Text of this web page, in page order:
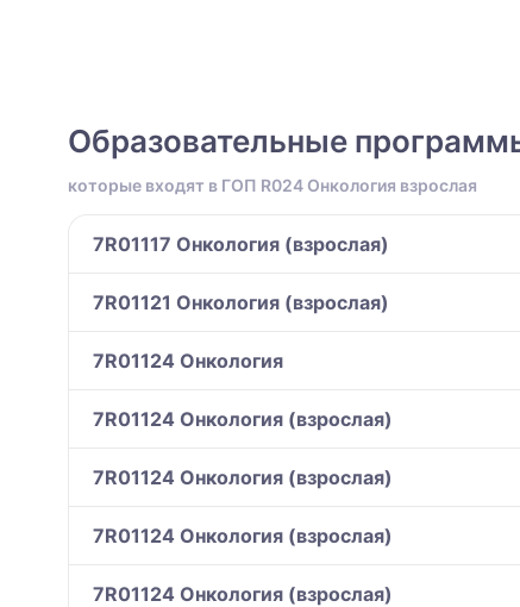
Образовательные
которые входят в ГОП R024 Онкология взрослая
7R01117 Онкология (взрослая)
7R01121 Онкология (взрослая)
7R01124 Онкология
7R01124 Онкология (взрослая)
7R01124 Онкология (взрослая)
7R01124 Онкология (взрослая)
7R01124 Онкология (взрослая)